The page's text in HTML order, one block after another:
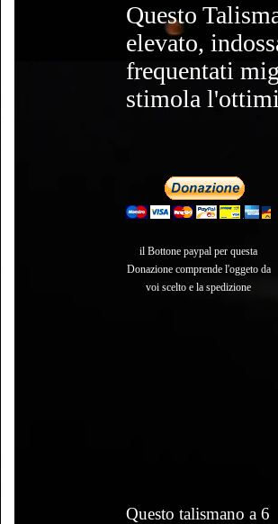
Questo
elevato,
frequentati
stimola
il Bottone paypal per questa
Donazione comprende l'oggeto da
voi scelto e la spedizione
Questo talismano a 6